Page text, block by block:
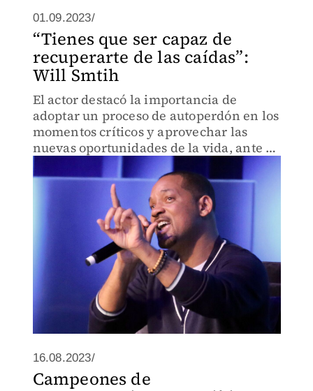
01.09.2023/
“Tienes que ser capaz de
recuperarte de las caídas”:
Will Smtih
El actor destacó la importancia de
adoptar un proceso de autoperdón en los
momentos críticos y aprovechar las
nuevas oportunidades de la vida, ante el
público que participa en el evento
México Siglo XXI “Lo haces tú"
16.08.2023/
Campeones de